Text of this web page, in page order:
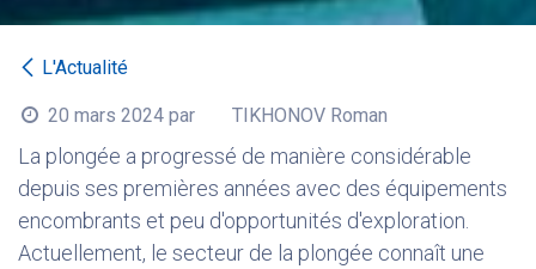
L'Actualité
20 mars 2024 par TIKHONOV Roman
La plongée a progressé de manière considérable
depuis ses premières années avec des équipements
encombrants et peu d'opportunités d'exploration.
Actuellement, le secteur de la plongée connaît une